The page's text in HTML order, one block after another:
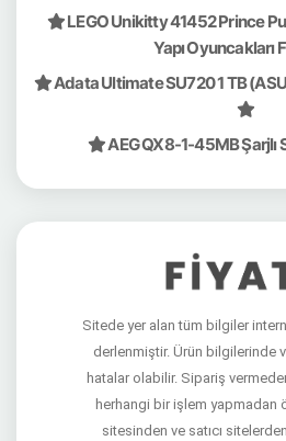
LEGO Unikitty 41452 Prince
Yapı Oyuncakları
Adata Ultimate SU720 1 TB
AEG QX8-1-45MB Şarjlı
Sitede yer alan tüm bilgiler
derlenmiştir. Ürün bilgilerinde
hatalar olabilir. Sipariş
herhangi bir işlem yapmadan
sitesinden ve satıcı